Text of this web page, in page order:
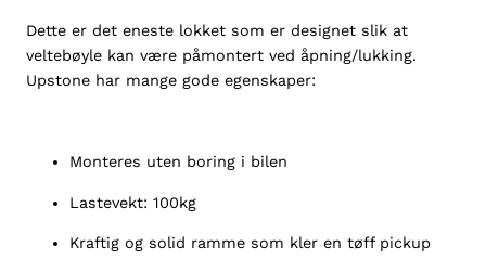
2
0
0
Dette er det eneste lokket som er designet slik at
veltebøyle kan være påmontert ved åpning/lukking.
Upstone har mange gode egenskaper:
Monteres uten boring i bilen
Lastevekt: 100kg
Kraftig og solid ramme som kler en tøff pickup